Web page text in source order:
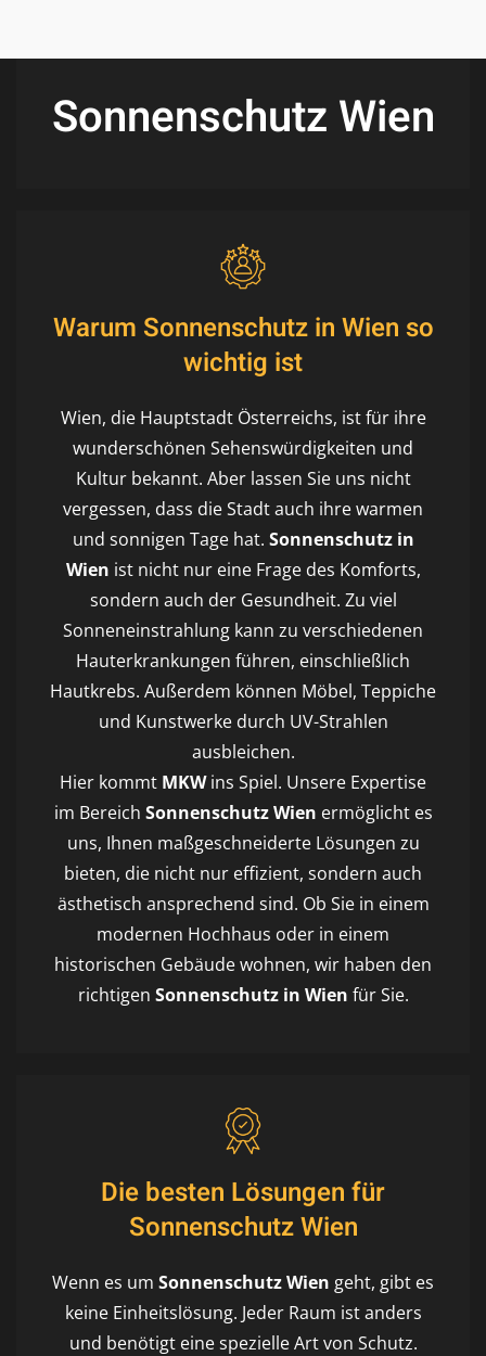
Sonnenschutz Wien
Warum Sonnenschutz in Wien so
wichtig ist
Wien, die Hauptstadt Österreichs, ist für ihre
wunderschönen Sehenswürdigkeiten und
Kultur bekannt. Aber lassen Sie uns nicht
vergessen, dass die Stadt auch ihre warmen
und sonnigen Tage hat. Sonnenschutz in
Wien ist nicht nur eine Frage des Komforts,
sondern auch der Gesundheit. Zu viel
Sonneneinstrahlung kann zu verschiedenen
Hauterkrankungen führen, einschließlich
Hautkrebs. Außerdem können Möbel, Teppiche
und Kunstwerke durch UV-Strahlen
ausbleichen.
Hier kommt MKWins Spiel. Unsere Expertise
im Bereich Sonnenschutz Wien ermöglicht es
uns, Ihnen maßgeschneiderte Lösungen zu
bieten, die nicht nur effizient, sondern auch
ästhetisch ansprechend sind. Ob Sie in einem
modernen Hochhaus oder in einem
historischen Gebäude wohnen, wir haben den
richtigen Sonnenschutz in Wien für Sie.
Die besten Lösungen für
Sonnenschutz Wien
Wenn es um Sonnenschutz Wien geht, gibt es
keine Einheitslösung. Jeder Raum ist anders
und benötigt eine spezielle Art von Schutz.